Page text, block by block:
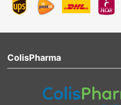
ColisPharma